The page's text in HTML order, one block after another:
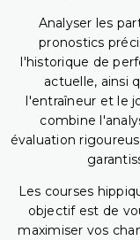
Analyser les
pronostics
l'historique de
actuelle, ainsi
l'entraîneur et le
combine
évaluation
Les courses
objectif est de
maximiser vos